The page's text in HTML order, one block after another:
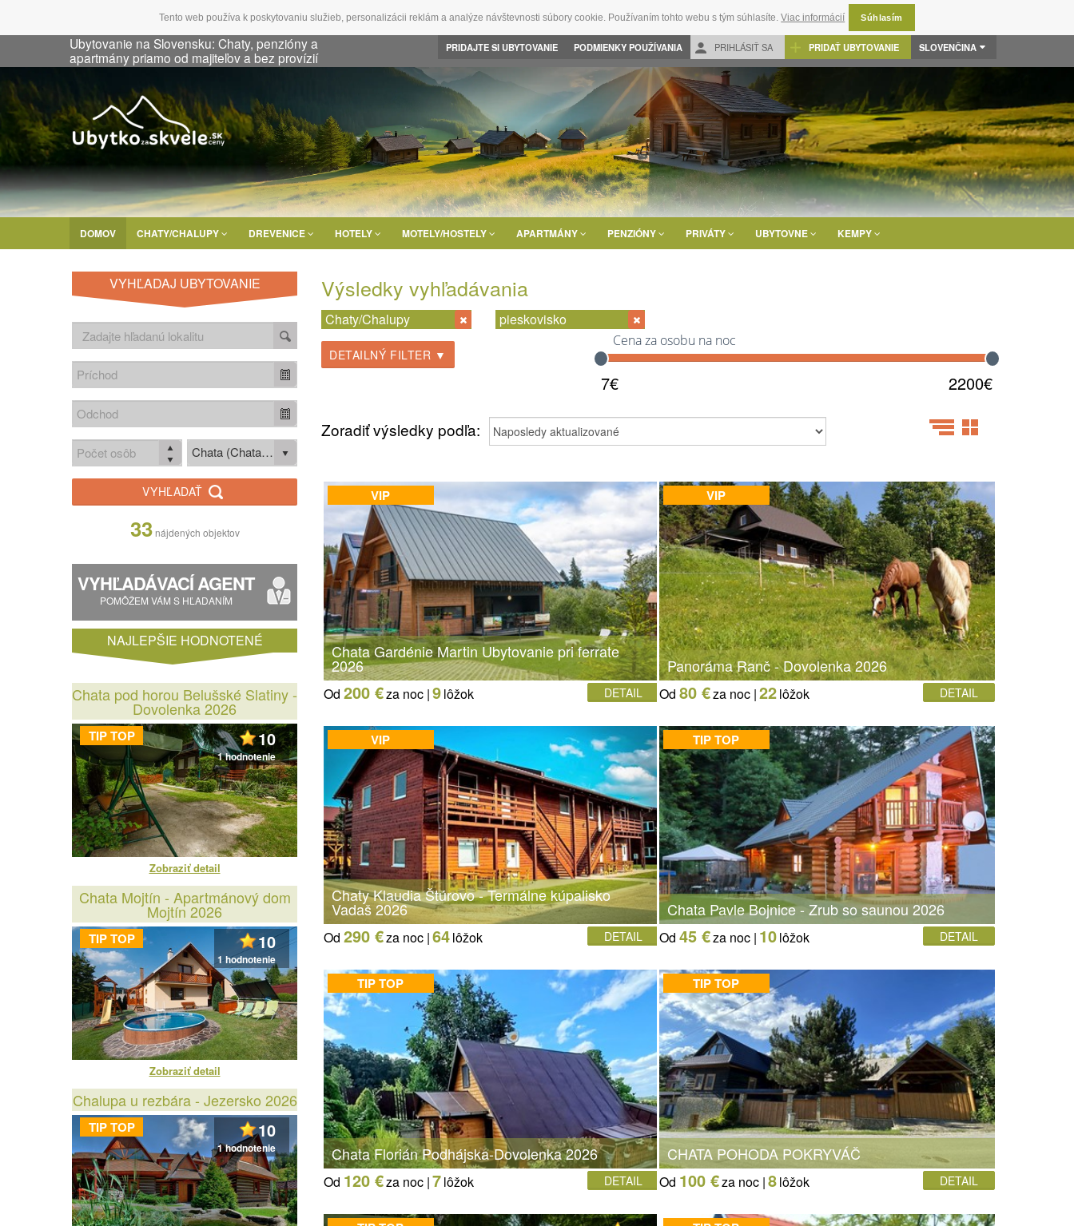
Tento web používa k poskytovaniu služieb, personalizácii reklám a analýze návštevnosti súbory cookie. Používaním tohto webu s tým súhlasíte.Viac informácií Súhlasím
Ubytovanie na Slovensku: Chaty, penzióny a
apartmány priamo od majiteľov a bez provízií
PRIDAJTE SI UBYTOVANIE PODMIENKY POUŽÍVANIA PRIHLÁSIŤ SA PRIDAŤ UBYTOVANIE SLOVENČINA
DOMOV CHATY/CHALUPY DREVENICE HOTELY MOTELY/HOSTELY APARTMÁNY PENZIÓNY PRIVÁTY UBYTOVNE KEMPY
VYHĽADAJ UBYTOVANIE
Chata (Chata / Chalupa)
VYHĽADAŤ
33 nájdených objektov
VYHĽADÁVACÍ AGENT
POMÔŽEM VÁM S HĽADANÍM
NAJLEPŠIE HODNOTENÉ
Chata pod horou Belušské Slatiny -
Dovolenka 2026
TIP TOP 10
1 hodnotenie
Zobraziť detail
Chata Mojtín - Apartmánový dom
Mojtín 2026
TIP TOP 10
1 hodnotenie
Zobraziť detail
Chalupa u rezbára - Jezersko 2026
TIP TOP 10
1 hodnotenie
Výsledky vyhľadávania
Chaty/Chalupy pieskovisko
DETAILNÝ FILTER ▼
Cena za osobu na noc
7€ 2200€
Zoradiť výsledky podľa:
VIP
Chata Gardénie Martin Ubytovanie pri ferrate
2026
Od 200 €za noc |9lôžok DETAIL
VIP
Panoráma Ranč - Dovolenka 2026
Od 80 €za noc |22lôžok DETAIL
VIP
Chaty Klaudia Štúrovo - Termálne kúpalisko
Vadaš 2026
Od 290 €za noc |64lôžok DETAIL
TIP TOP
Chata Pavle Bojnice - Zrub so saunou 2026
Od 45 €za noc | 10lôžok DETAIL
TIP TOP
Chata Florián Podhájska-Dovolenka 2026
Od 120 €za noc |7lôžok DETAIL
TIP TOP
CHATA POHODA POKRYVÁČ
Od 100 €za noc |8lôžok DETAIL